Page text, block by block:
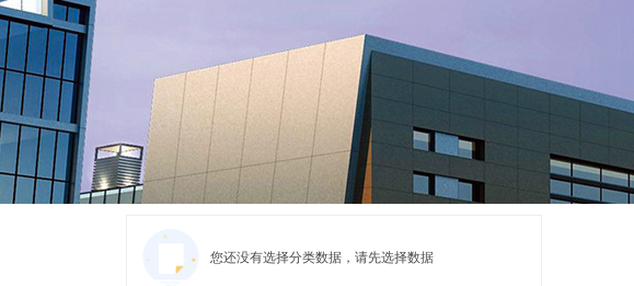
您还没有选择分类数据，请先选择数据